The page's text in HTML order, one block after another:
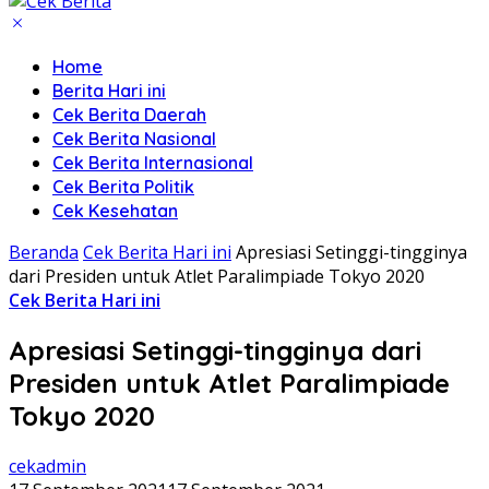
Home
Berita Hari ini
Cek Berita Daerah
Cek Berita Nasional
Cek Berita Internasional
Cek Berita Politik
Cek Kesehatan
Beranda Cek Berita Hari ini Apresiasi Setinggi-tingginya
dari Presiden untuk Atlet Paralimpiade Tokyo 2020
Cek Berita Hari ini
Apresiasi Setinggi-tingginya dari
Presiden untuk Atlet Paralimpiade
Tokyo 2020
cekadmin